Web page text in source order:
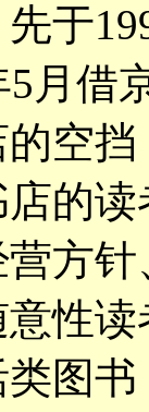
于
5月借
空
的
方
性
图